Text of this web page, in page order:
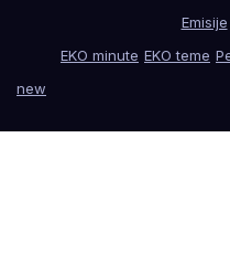
Emisije
EKO minute EKO teme
new